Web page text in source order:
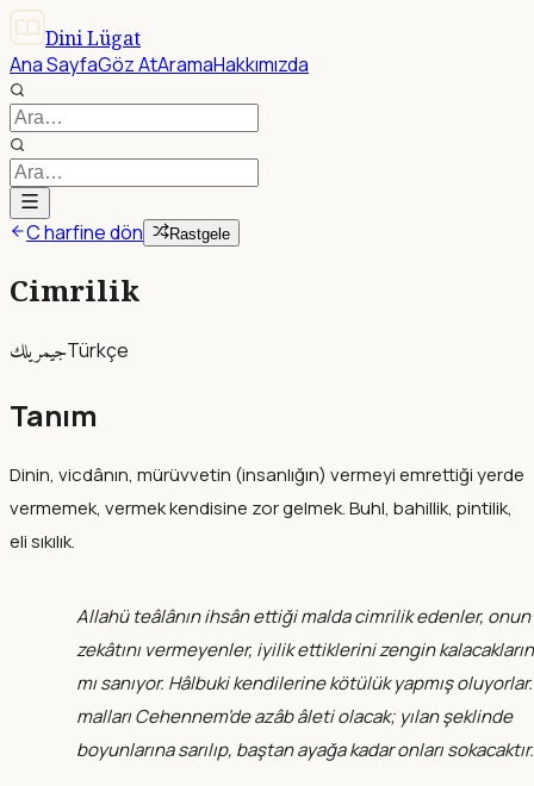
Dini Lügat
Ana SayfaGöz AtAramaHakkımızda
C harfine dön Rastgele
Cimrilik
جيمريلكTürkçe
Tanım
Dinin, vicdânın, mürüvvetin (insanlığın) vermeyi emrettiği yerde
vermemek, vermek kendisine zor gelmek. Buhl, bahillik, pintilik,
eli sıkılık.
Allahü teâlânın ihsân ettiği malda cimrilik edenler, onun
zekâtını vermeyenler, iyilik ettiklerini zengin
mı sanıyor. Hâlbuki kendilerine kötülük yapmış
malları Cehennem’de azâb âleti olacak; yılan şeklinde
boyunlarına sarılıp, baştan ayağa kadar onları sokacaktır.